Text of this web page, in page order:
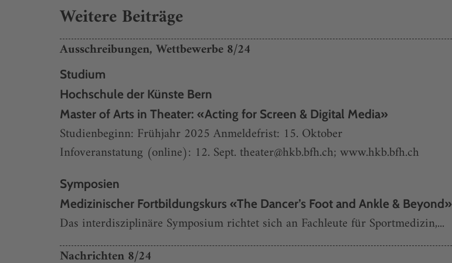
Weitere Beiträge
Ausschreibungen, Wettbewerbe 8/24
Studium
Hochschule der Künste Bern
Master of Arts in Theater: «Acting for Screen & Digital Media»
Studienbeginn: Frühjahr 2025 Anmeldefrist: 15. Oktober
Infoveranstatung (online): 12. Sept.theater@hkb.bfh.ch;www.hkb.bfh.ch
Symposien
Medizinischer Fortbildungskurs «The Dancer’s Foot and Ankle & Beyond»
Das interdisziplinäre Symposium richtet sich an Fachleute für Sportmedizin,...
Nachrichten 8/24